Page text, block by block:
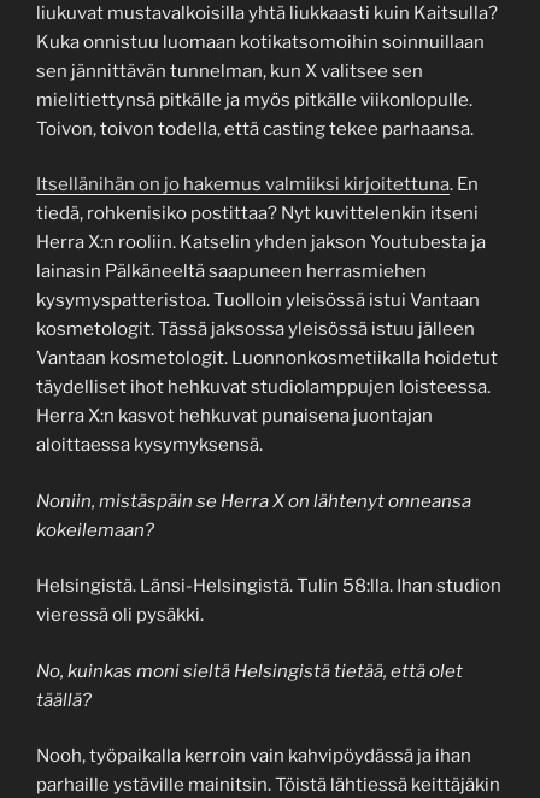
liukuvat mustavalkoisilla yhtä liukkaasti kuin Kaitsulla?
Kuka onnistuu luomaan kotikatsomoihin soinnuillaan
sen jännittävän tunnelman, kun X valitsee sen
mielitiettynsä pitkälle ja myös pitkälle viikonlopulle.
Toivon, toivon todella, että casting tekee parhaansa.
Itsellänihän on jo hakemus valmiiksi kirjoitettuna. En
tiedä, rohkenisiko postittaa? Nyt kuvittelenkin itseni
Herra X:n rooliin. Katselin yhden jakson Youtubesta ja
lainasin Pälkäneeltä saapuneen herrasmiehen
kysymyspatteristoa. Tuolloin yleisössä istui Vantaan
kosmetologit. Tässä jaksossa yleisössä istuu jälleen
Vantaan kosmetologit. Luonnonkosmetiikalla hoidetut
täydelliset ihot hehkuvat studiolamppujen loisteessa.
Herra X:n kasvot hehkuvat punaisena juontajan
aloittaessa kysymyksensä.
Noniin, mistäspäin se Herra X on lähtenyt onneansa
kokeilemaan?
Helsingistä. Länsi-Helsingistä. Tulin 58:lla. Ihan studion
vieressä oli pysäkki.
No, kuinkas moni sieltä Helsingistä tietää, että olet
täällä?
Nooh, työpaikalla kerroin vain kahvipöydässä ja ihan
parhaille ystäville mainitsin. Töistä lähtiessä keittäjäkin